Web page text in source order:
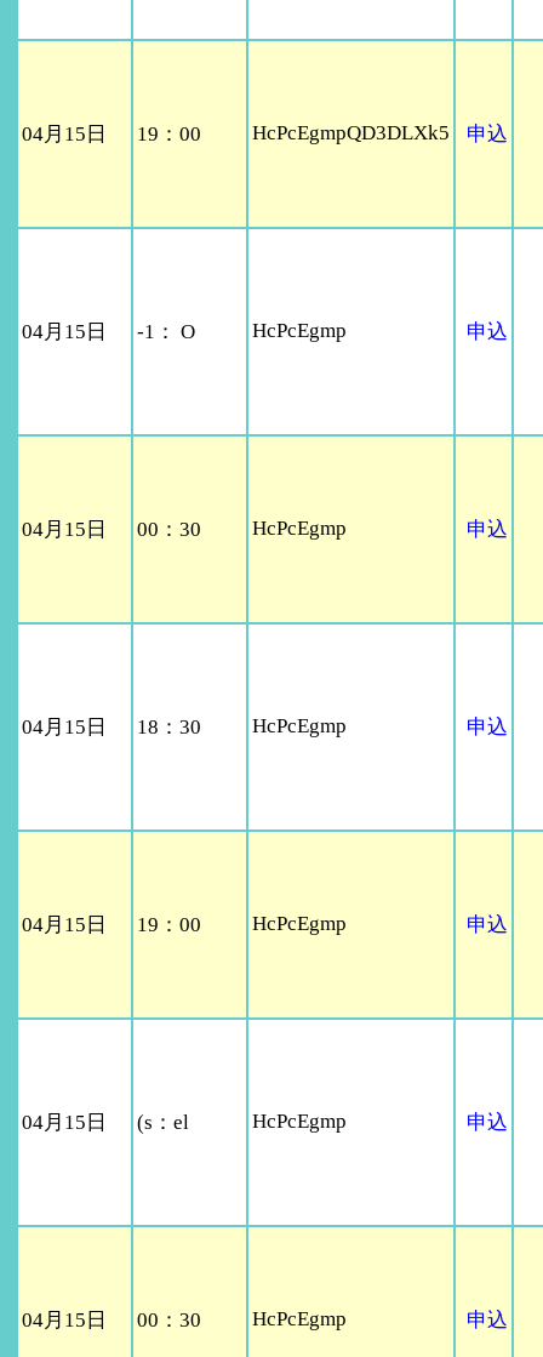
04月15日 19：00 HcPcEgmpQD3DLXk5 申込
04月15日 -1： O HcPcEgmp 申込
04月15日 00：30 HcPcEgmp 申込
04月15日 18：30 HcPcEgmp 申込
04月15日 19：00 HcPcEgmp 申込
04月15日 (s：el HcPcEgmp 申込
04月15日 00：30 HcPcEgmp 申込